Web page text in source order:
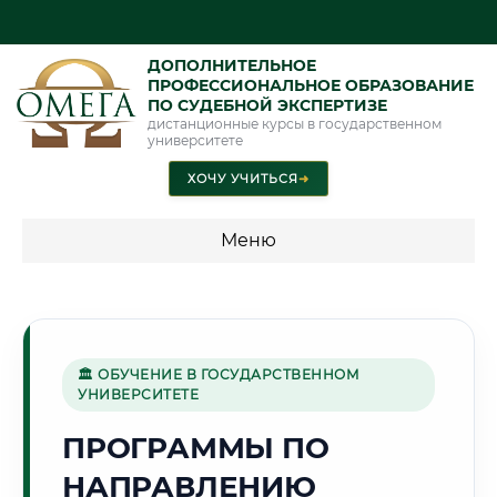
ДОПОЛНИТЕЛЬНОЕ
ПРОФЕССИОНАЛЬНОЕ ОБРАЗОВАНИЕ
ПО СУДЕБНОЙ ЭКСПЕРТИЗЕ
дистанционные курсы в государственном
университете
ХОЧУ УЧИТЬСЯ➜
Меню
специальности"
Стоимость по программам обучения "Судебная экспертиза"
Стоимость по программам обучения "Экспертиза"
🏛 ОБУЧЕНИЕ В ГОСУДАРСТВЕННОМ
УНИВЕРСИТЕТЕ
ПРОГРАММЫ ПО
НАПРАВЛЕНИЮ